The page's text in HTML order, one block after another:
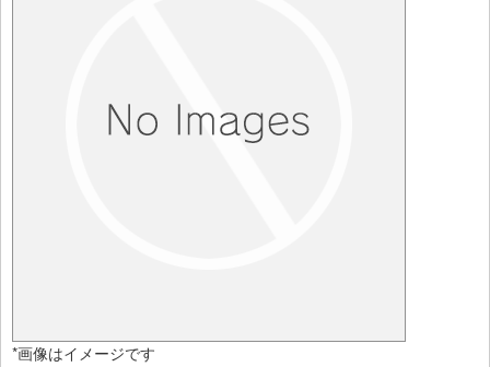
*画像はイメージです